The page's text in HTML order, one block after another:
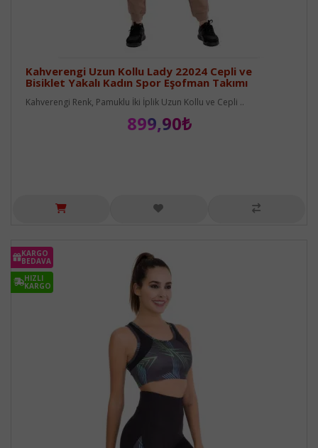
Kahverengi Uzun Kollu Lady 22024 Cepli ve
Bisiklet Yakalı Kadın Spor Eşofman Takımı
Kahverengi Renk, Pamuklu İki İplik Uzun Kollu ve Cepli ..
899,90₺
KARGO
BEDAVA
HIZLI
KARGO